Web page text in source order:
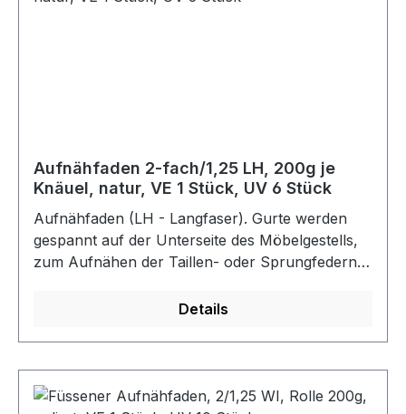
Aufnähfaden 2-fach/1,25 LH, 200g je
Knäuel, natur, VE 1 Stück, UV 6 Stück
Aufnähfaden (LH - Langfaser). Gurte werden
gespannt auf der Unterseite des Möbelgestells,
zum Aufnähen der Taillen- oder Sprungfedern
Details